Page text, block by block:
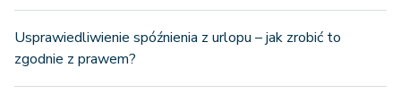
Usprawiedliwienie spóźnienia z urlopu – jak zrobić to
zgodnie z prawem?